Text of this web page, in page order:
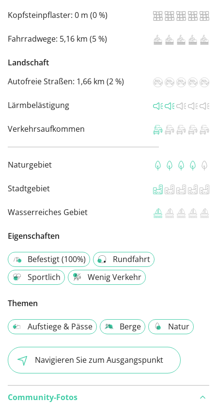
Kopfsteinpflaster: 0 m (0 %)
Fahrradwege: 5,16 km (5 %)
Landschaft
Autofreie Straßen: 1,66 km (2 %)
Lärmbelästigung
Verkehrsaufkommen
Naturgebiet
Stadtgebiet
Wasserreiches Gebiet
Eigenschaften
Befestigt (100%)
Rundfahrt
Sportlich
Wenig Verkehr
Themen
Aufstiege & Pässe Berge Natur
Navigieren Sie zum Ausgangspunkt
Community-Fotos